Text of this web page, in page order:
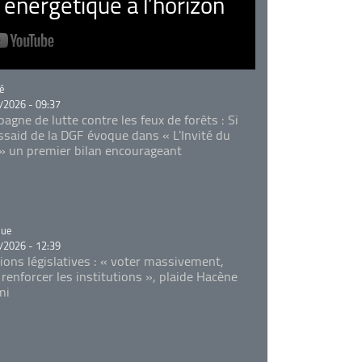
- 09:37
de lutte contre les feux de forêts : Si
de la DGF évoque dans « L'Invité du
un premier bilan encourageant
- 12:39
législatives : « voter massivement,
les institutions », plaide Hacène